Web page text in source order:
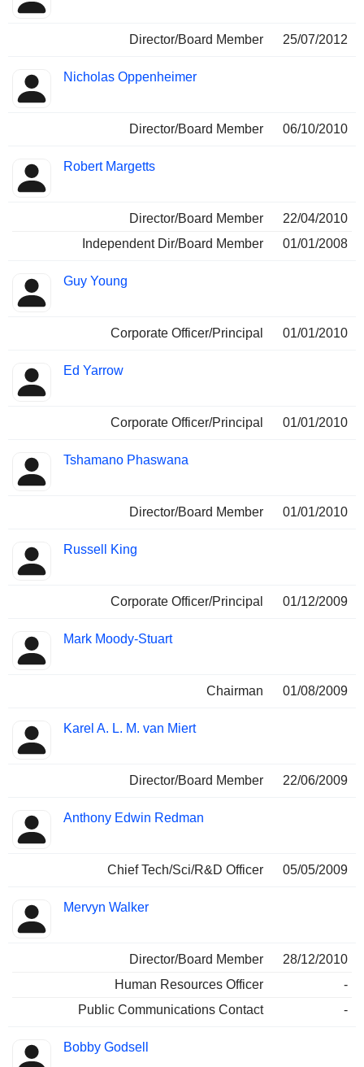
Director/Board Member 25/07/2012
Nicholas Oppenheimer
Director/Board Member 06/10/2010
Robert Margetts
Director/Board Member
22/04/2010
Independent Dir/Board Member
01/01/2008
Guy Young
Corporate Officer/Principal 01/01/2010
Ed Yarrow
Corporate Officer/Principal 01/01/2010
Tshamano Phaswana
Director/Board Member 01/01/2010
Russell King
Corporate Officer/Principal 01/12/2009
Mark Moody-Stuart
Chairman 01/08/2009
Karel A. L. M. van Miert
Director/Board Member 22/06/2009
Anthony Edwin Redman
Chief Tech/Sci/R&D Officer 05/05/2009
Mervyn Walker
Director/Board Member
28/12/2010
Human Resources Officer
-
Public Communications Contact
-
Bobby Godsell